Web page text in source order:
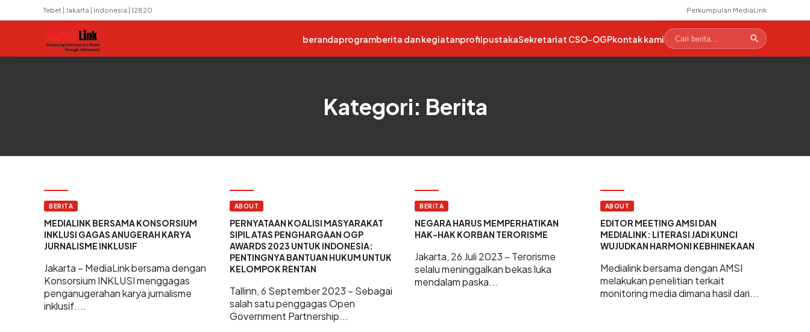
Tebet | Jakarta | Indonesia | 12820 Perkumpulan MediaLink
berandaprogramberita dan kegiatanprofilpustakaSekretariat CSO-OGPkontak kami
Kategori: Berita
BERITA
MEDIALINK BERSAMA KONSORSIUM
INKLUSI GAGAS ANUGERAH KARYA
JURNALISME INKLUSIF
Jakarta – MediaLink bersama dengan
Konsorsium INKLUSI menggagas
penganugerahan karya jurnalisme
inklusif....
ABOUT
PERNYATAAN KOALISI MASYARAKAT
SIPIL ATAS PENGHARGAAN OGP
AWARDS 2023 UNTUK INDONESIA:
PENTINGNYA BANTUAN HUKUM UNTUK
KELOMPOK RENTAN
Tallinn, 6 September 2023 – Sebagai
salah satu penggagas Open
Government Partnership...
BERITA
NEGARA HARUS MEMPERHATIKAN
HAK-HAK KORBAN TERORISME
Jakarta, 26 Juli 2023 – Terorisme
selalu meninggalkan bekas luka
mendalam paska...
ABOUT
EDITOR MEETING AMSI DAN
MEDIALINK: LITERASI JADI KUNCI
WUJUDKAN HARMONI KEBHINEKAAN
Medialink bersama dengan AMSI
melakukan penelitian terkait
monitoring media dimana hasil dari...